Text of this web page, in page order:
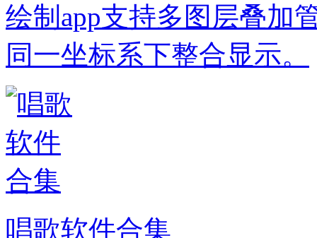
绘制app支持多图层叠加
同一坐标系下整合显示。
唱歌软件合集